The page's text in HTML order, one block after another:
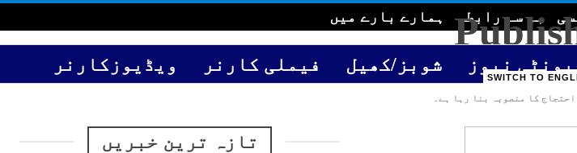
ہم سے رابطہ ہمارے بارے میں
نیوز شوبز/کھیل فیملی کارنر
ویڈیوزکارنر
GULF
SWITCH TO
کا منصوبہ بنا رہا ہے۔
تازہ ترین خبریں